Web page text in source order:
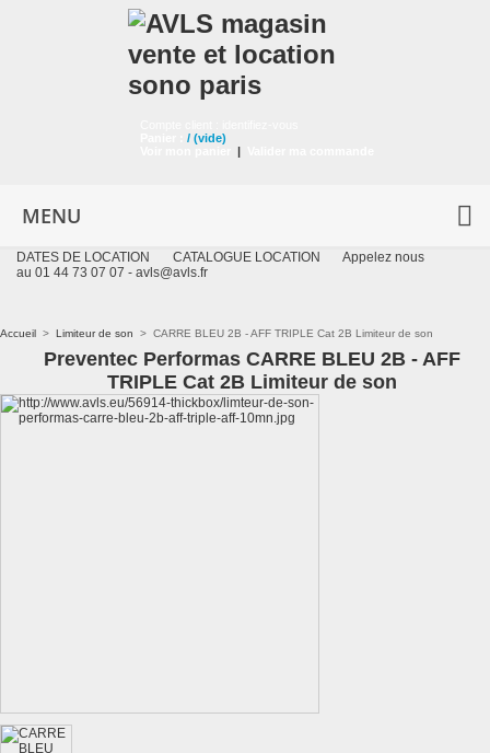
/ (vide)
|
MENU
DATES DE LOCATION CATALOGUE LOCATION
Appelez nous
au 01 44 73 07 07 - avls@avls.fr
Accueil > Limiteur de son > CARRE BLEU 2B - AFF TRIPLE Cat 2B Limiteur de son
Preventec Performas CARRE BLEU 2B - AFF
TRIPLE Cat 2B Limiteur de son